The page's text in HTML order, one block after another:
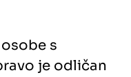
s
je odličan